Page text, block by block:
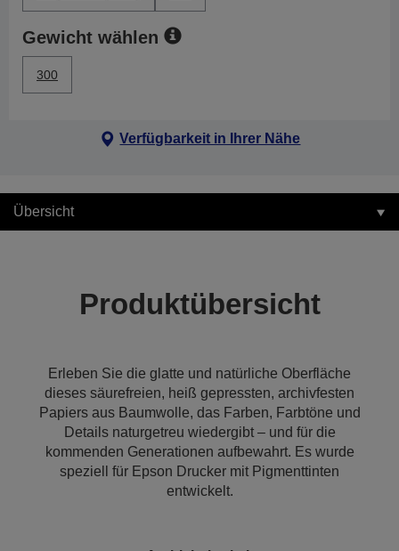
Gewicht wählen
300
Verfügbarkeit in Ihrer Nähe
Übersicht
Produktübersicht
Erleben Sie die glatte und natürliche Oberfläche
dieses säurefreien, heiß gepressten, archivfesten
Papiers aus Baumwolle, das Farben, Farbtöne und
Details naturgetreu wiedergibt – und für die
kommenden Generationen aufbewahrt. Es wurde
speziell für Epson Drucker mit Pigmenttinten
entwickelt.